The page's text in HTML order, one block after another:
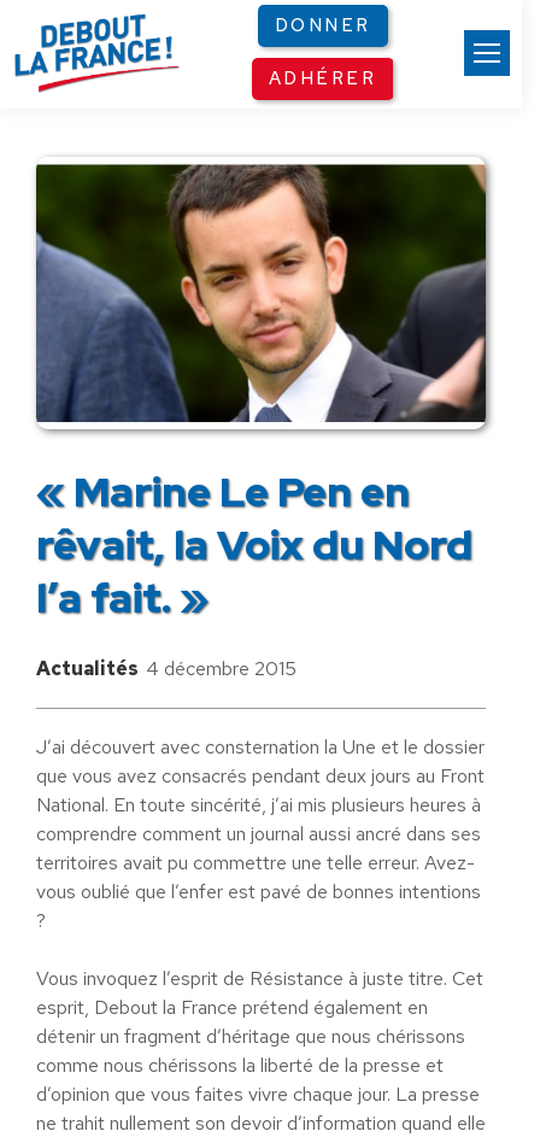
DONNER
ADHÉRER
« Marine Le Pen en
rêvait, la Voix du Nord
l’a fait. »
Actualités 4 décembre 2015
J’ai découvert avec consternation la Une et le dossier
que vous avez consacrés pendant deux jours au Front
National. En toute sincérité, j’ai mis plusieurs heures à
comprendre comment un journal aussi ancré dans ses
territoires avait pu commettre une telle erreur. Avez-
vous oublié que l’enfer est pavé de bonnes intentions
?
Vous invoquez l’esprit de Résistance à juste titre. Cet
esprit, Debout la France prétend également en
détenir un fragment d’héritage que nous chérissons
comme nous chérissons la liberté de la presse et
d’opinion que vous faites vivre chaque jour. La presse
ne trahit nullement son devoir d’information quand elle
Panneau de gestion des cookies